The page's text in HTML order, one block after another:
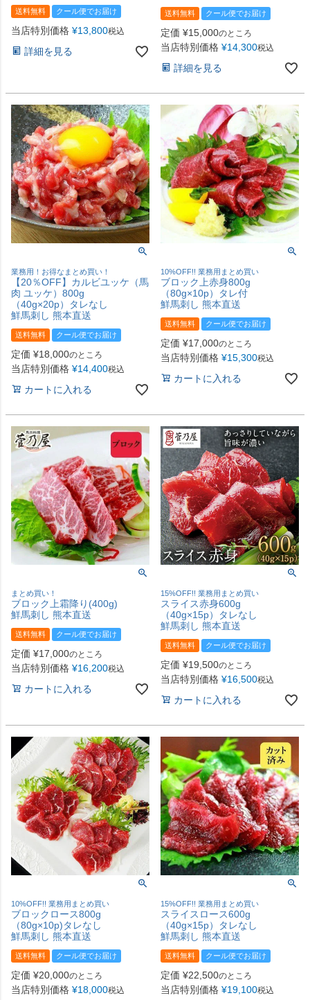
送料無料 クール便でお届け
当店特別価格 ¥13,800税込
詳細を見る
送料無料 クール便でお届け
定価 ¥15,000のところ
当店特別価格 ¥14,300税込
詳細を見る
業務用！お得なまとめ買い！
【20％OFF】カルビユッケ（馬
肉 ユッケ）800g
（40g×20p）タレなし
鮮馬刺し 熊本直送
送料無料 クール便でお届け
定価 ¥18,000のところ
当店特別価格 ¥14,400税込
カートに入れる
10%OFF!! 業務用まとめ買い
ブロック上赤身800g
（80g×10p）タレ付
鮮馬刺し 熊本直送
送料無料 クール便でお届け
定価 ¥17,000のところ
当店特別価格 ¥15,300税込
カートに入れる
まとめ買い！
ブロック上霜降り(400g)
鮮馬刺し 熊本直送
送料無料 クール便でお届け
定価 ¥17,000のところ
当店特別価格 ¥16,200税込
カートに入れる
15%OFF!! 業務用まとめ買い
スライス赤身600g
（40g×15p）タレなし
鮮馬刺し 熊本直送
送料無料 クール便でお届け
定価 ¥19,500のところ
当店特別価格 ¥16,500税込
カートに入れる
10%OFF!! 業務用まとめ買い
ブロックロース800g
（80g×10p)タレなし
鮮馬刺し 熊本直送
送料無料 クール便でお届け
定価 ¥20,000のところ
当店特別価格 ¥18,000税込
15%OFF!! 業務用まとめ買い
スライスロース600g
（40g×15p）タレなし
鮮馬刺し 熊本直送
送料無料 クール便でお届け
定価 ¥22,500のところ
当店特別価格 ¥19,100税込